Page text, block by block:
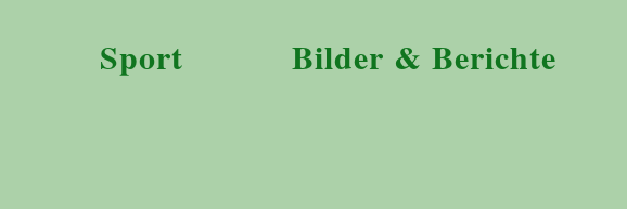
Sport Bilder & Berichte